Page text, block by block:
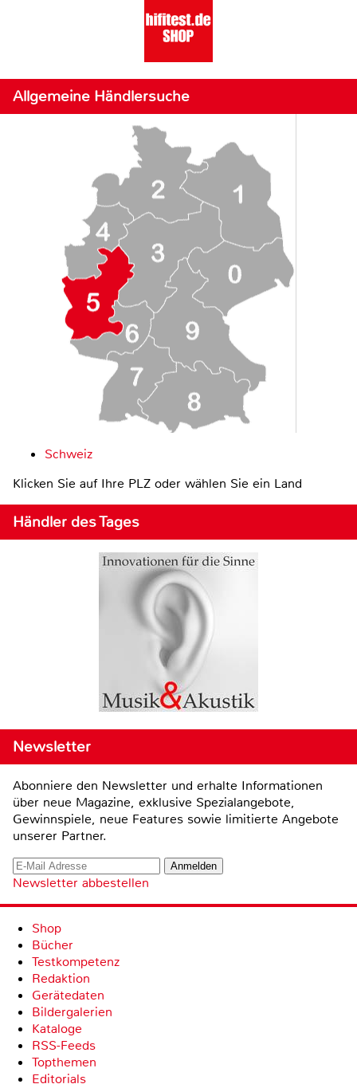
Allgemeine Händlersuche
Schweiz
Klicken Sie auf Ihre PLZ oder wählen Sie ein Land
Händler des Tages
Newsletter
Abonniere den Newsletter und erhalte Informationen
über neue Magazine, exklusive Spezialangebote,
Gewinnspiele, neue Features sowie limitierte Angebote
unserer Partner.
Newsletter abbestellen
Shop
Bücher
Testkompetenz
Redaktion
Gerätedaten
Bildergalerien
Kataloge
RSS-Feeds
Topthemen
Editorials